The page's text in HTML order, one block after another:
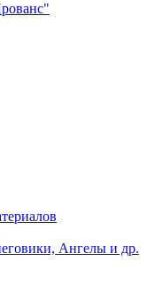
Ангелы и др.